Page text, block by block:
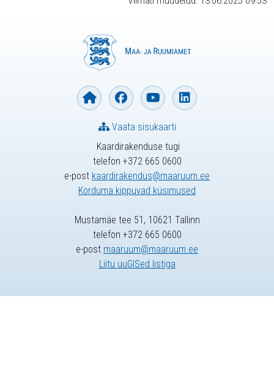
Kaardirakenduse tugi
telefon +372 665 0600
e-post kaardirakendus@maaruum.ee
Korduma kippuvad küsimused
Vaata sisukaarti
Mustamäe tee 51, 10621 Tallinn
telefon +372 665 0600
e-post maaruum@maaruum.ee
Liitu uuGISed listiga